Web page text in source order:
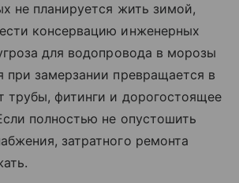
не планируется жить зимой,
консервацию инженерных
для водопровода в морозы
замерзании превращается в
трубы, фитинги и дорогостоящее
полностью не опустошить
затратного ремонта